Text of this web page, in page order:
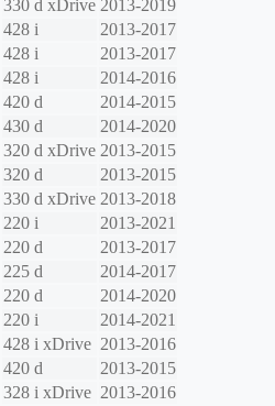
330 d xDrive 2013-2019
428 i
2013-2017
428 i
2013-2017
428 i
2014-2016
420 d
2014-2015
430 d
2014-2020
320 d xDrive 2013-2015
320 d
2013-2015
330 d xDrive 2013-2018
220 i
2013-2021
220 d
2013-2017
225 d
2014-2017
220 d
2014-2020
220 i
2014-2021
428 i xDrive 2013-2016
420 d
2013-2015
328 i xDrive 2013-2016